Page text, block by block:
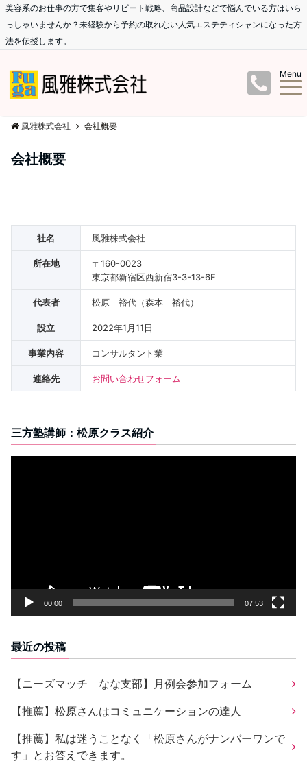
美容系のお仕事の方で集客やリピート戦略、商品設計などで悩んでいる方はいら
っしゃいませんか？未経験から予約の取れない人気エステティシャンになった方
法を伝授します。
Menu
風雅株式会社 会社概要
会社概要
社名 風雅株式会社
所在地
〒160-0023
東京都新宿区西新宿3-3-13-6F
代表者 松原 裕代（森本 裕代）
設立 2022年1月11日
事業内容 コンサルタント業
連絡先 お問い合わせフォーム
三方塾講師：松原クラス紹介
00:00 07:53
最近の投稿
【ニーズマッチ なな支部】月例会参加フォーム
【推薦】松原さんはコミュニケーションの達人
【推薦】私は迷うことなく「松原さんがナンバーワンで
す」とお答えできます。